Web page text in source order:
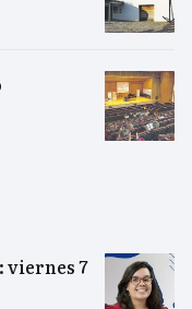
viernes 7